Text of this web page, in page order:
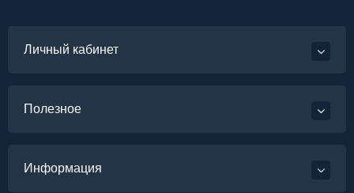
Личный кабинет
Полезное
Информация